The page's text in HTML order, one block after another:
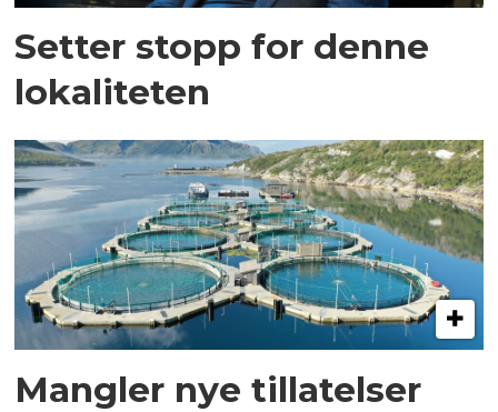
Setter stopp for denne
lokaliteten
Mangler nye tillatelser